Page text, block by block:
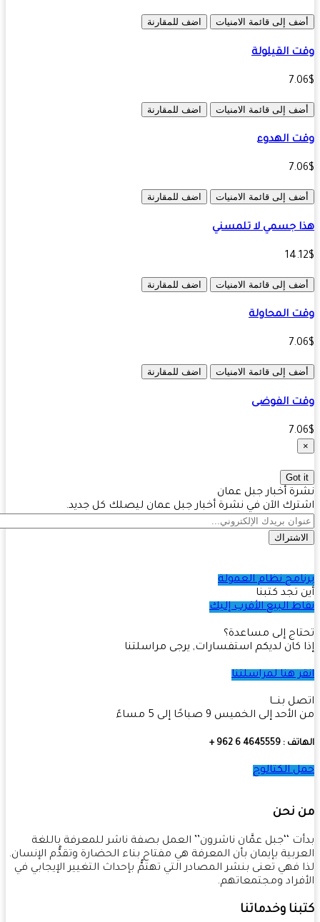
إلى قائمة الامنيات اضف للمقارنة
القيلولة
إلى قائمة الامنيات اضف للمقارنة
الهدوء
إلى قائمة الامنيات اضف للمقارنة
جسمي لا تلمسني
إلى قائمة الامنيات اضف للمقارنة
المحاولة
إلى قائمة الامنيات اضف للمقارنة
الفوضى
أخبار جبل عمان
الآن في نشرة أخبار جبل عمان ليصلك كل جديد.
نظام العمولة
تجد كتبنا
البيع الأقرب إليك
إلى مساعدة؟
كان لديكم استفسارات, يرجى مراسلتنا
هنا لمراسلتنا
بنـــا
إلى الخميس 9 صباحًا إلى 5 مساءً
6 962 +
الكتالوج
نحن
‘‘جبل عمَّان ناشرون’’ العمل بصفة ناشر للمعرفة باللغة
بإيمان بأن المعرفة هي مفتاح بناء الحضارة وتقدُّم الإنسان.
فهي تعنى بنشر المصادر التي تهتمُّ بإحداث التغيير الإيجابي في
ومجتمعاتهم.
وخدماتنا